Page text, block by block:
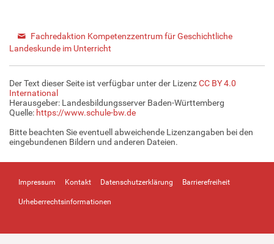
Fachredaktion Kompetenzzentrum für Geschichtliche
Landeskunde im Unterricht
Der Text dieser Seite ist verfügbar unter der LizenzCC BY 4.0
International
Herausgeber: Landesbildungsserver Baden-Württemberg
Quelle: https://www.schule-bw.de
Bitte beachten Sie eventuell abweichende Lizenzangaben bei den
eingebundenen Bildern und anderen Dateien.
Impressum Kontakt Datenschutzerklärung Barrierefreiheit
Urheberrechtsinformationen